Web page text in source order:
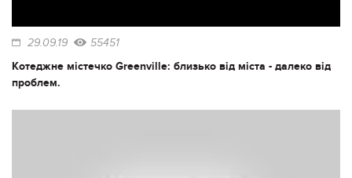
29.09.19 55451
Котеджне містечко Greenville: близько від міста - далеко від
проблем.